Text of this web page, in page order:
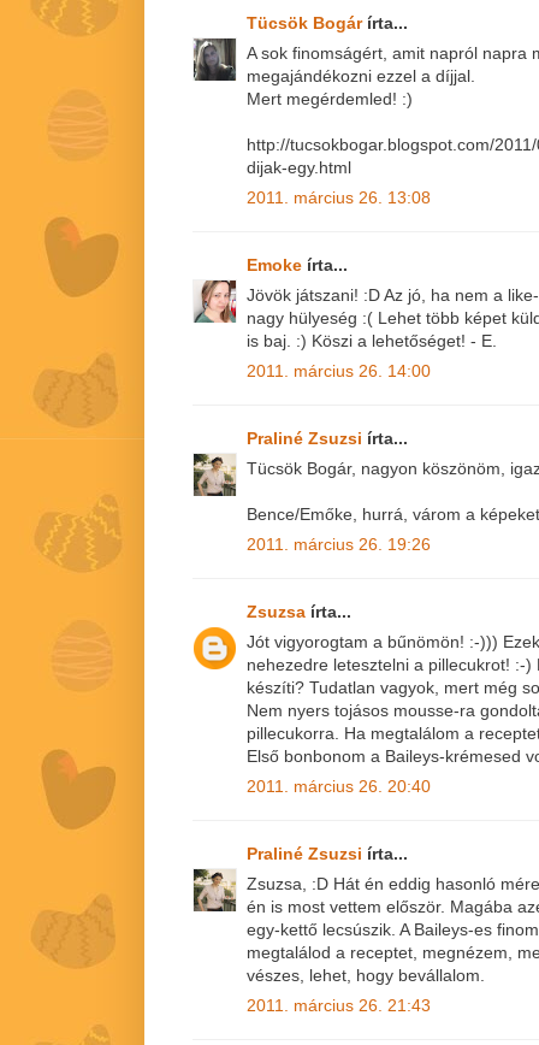
Tücsök Bogár írta...
A sok finomságért, amit napról napra
megajándékozni ezzel a díjjal.
Mert megérdemled! :)
http://tucsokbogar.blogspot.com/
dijak-egy.html
2011. március 26. 13:08
Emoke írta...
Jövök játszani! :D Az jó, ha nem a
nagy hülyeség :( Lehet több képet
is baj. :) Köszi a lehetőséget! - E.
2011. március 26. 14:00
Praliné Zsuzsi írta...
Tücsök Bogár, nagyon köszönöm,
Bence/Emőke, hurrá, várom a
2011. március 26. 19:26
Zsuzsa írta...
Jót vigyorogtam a bűnömön! :-)))
nehezedre letesztelni a pillecukrot! :-
készíti? Tudatlan vagyok, mert még
Nem nyers tojásos mousse-ra
pillecukorra. Ha megtalálom a
Első bonbonom a Baileys-krémesed
2011. március 26. 20:40
Praliné Zsuzsi írta...
Zsuzsa, :D Hát én eddig hasonló
én is most vettem először. Magába
egy-kettő lecsúszik. A Baileys-es
megtalálod a receptet, megnézem,
vészes, lehet, hogy bevállalom.
2011. március 26. 21:43